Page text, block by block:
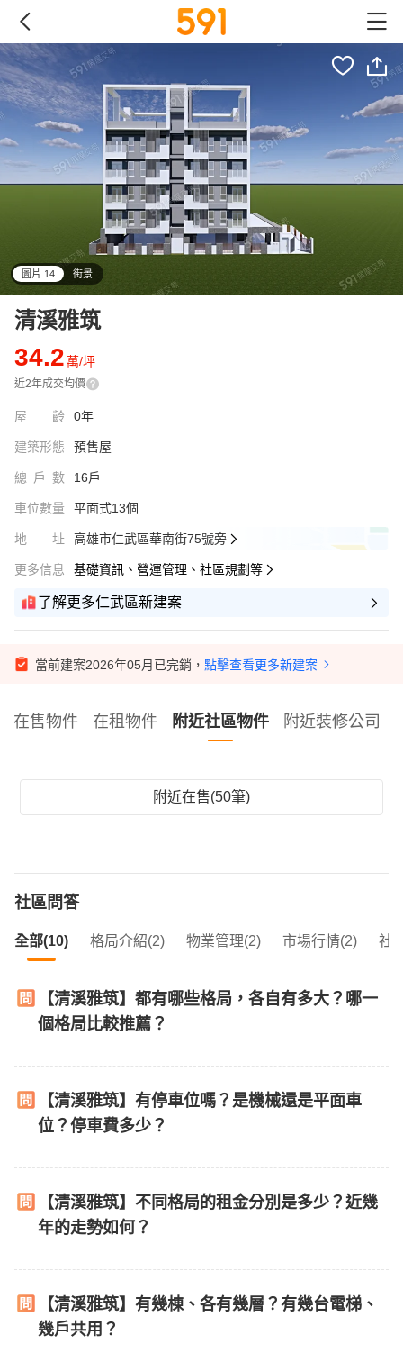
圖片 14 街景
清溪雅筑
34.2萬/坪
近2年成交均價
屋齡 0年
建築形態 預售屋
總戶數 16戶
車位數量 平面式13個
地址 高雄市仁武區華南街75號旁
更多信息 基礎資訊、營運管理、社區規劃等
了解更多仁武區新建案
當前建案2026年05月已完銷， 點擊查看更多新建案
在售物件 在租物件 附近社區物件 附近裝修公司
附近在售(50筆)
社區問答
全部(10) 格局介紹(2) 物業管理(2) 市場行情(2) 社
【清溪雅筑】都有哪些格局，各自有多大？哪一
個格局比較推薦？
【清溪雅筑】有停車位嗎？是機械還是平面車
位？停車費多少？
【清溪雅筑】不同格局的租金分別是多少？近幾
年的走勢如何？
【清溪雅筑】有幾棟、各有幾層？有幾台電梯、
幾戶共用？